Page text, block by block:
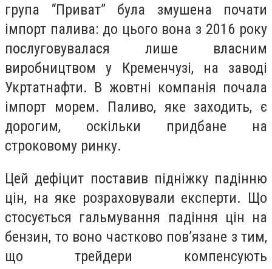
група “Приват” була змушена почати
імпорт палива: до цього вона з 2016 року
послуговувалася лише власним
виробництвом у Кременчузі, на заводі
Укртатнафти. В жовтні компанія почала
імпорт морем. Паливо, яке заходить, є
дорогим, оскільки придбане на
строковому ринку.
Цей дефіцит поставив підніжку падінню
цін, на яке розраховували експерти. Що
стосується гальмування падіння цін на
бензин, то воно частково пов’язане з тим,
що трейдери компенсують